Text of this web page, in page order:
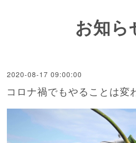
お知ら
2020-08-17 09:00:00
コロナ禍でもやることは変